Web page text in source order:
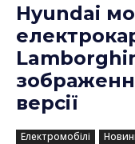
Hyundai
версії
Електромобілі